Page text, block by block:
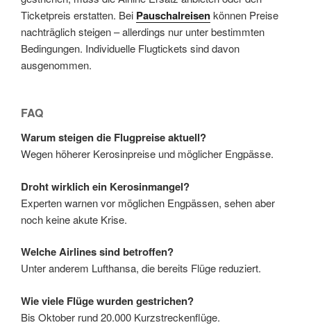
Ticketpreis erstatten. Bei Pauschalreisenkönnen Preise
nachträglich steigen – allerdings nur unter bestimmten
Bedingungen. Individuelle Flugtickets sind davon
ausgenommen.
FAQ
Warum steigen die Flugpreise aktuell?
Wegen höherer Kerosinpreise und möglicher Engpässe.
Droht wirklich ein Kerosinmangel?
Experten warnen vor möglichen Engpässen, sehen aber
noch keine akute Krise.
Welche Airlines sind betroffen?
Unter anderem Lufthansa, die bereits Flüge reduziert.
Wie viele Flüge wurden gestrichen?
Bis Oktober rund 20.000 Kurzstreckenflüge.